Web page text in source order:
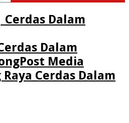
Dalam
Media
Cerdas Dalam